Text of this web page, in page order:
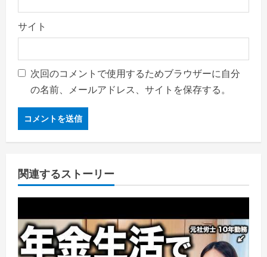
サイト
次回のコメントで使用するためブラウザーに自分
の名前、メールアドレス、サイトを保存する。
関連するストーリー